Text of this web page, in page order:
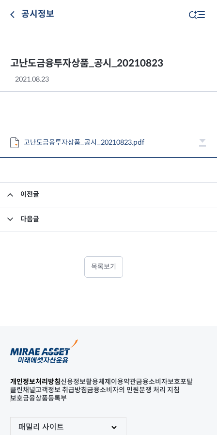
공시정보
고난도금융투자상품_공시_20210823
2021.08.23
고난도금융투자상품_공시_20210823.pdf
이전글
다음글
목록보기
개인정보처리방침신용정보활용체제 이용약관금융소비자보호포탈
클린채널고객정보 취급방침금융소비자의 민원분쟁 처리 지침
보호금융상품등록부
패밀리 사이트